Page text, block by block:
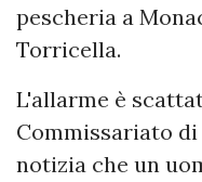
pescheria a
Torricella.
L'allarme è
Commissariato
notizia che un